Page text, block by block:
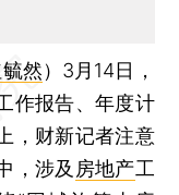
然） 3月14日，
作报告、年度计
，财新记者注意
，涉及 房地产工